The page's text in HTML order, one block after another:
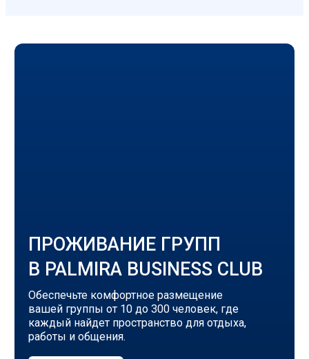
ПРОЖИВАНИЕ ГРУПП
В PALMIRA BUSINESS CLUB
Обеспечьте комфортное размещение
вашей группы от 10 до 300 человек, где
каждый найдет пространство для отдыха,
работы и общения.